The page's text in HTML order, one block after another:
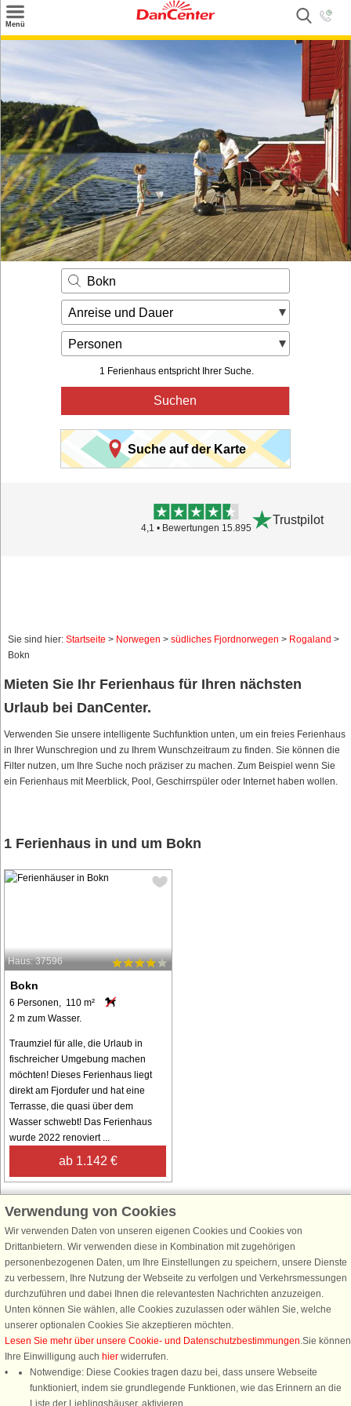
Menü
Weitere Urlaubsziele
Angebote
Inspiration
Kontakt
Gut zu wissen
Login
Bokn
Anreise und Dauer
Personen
1 Ferienhaus entspricht Ihrer Suche.
Suchen
Suche auf der Karte
4,1 • Bewertungen 15.895
Trustpilot
Sie sind hier: Startseite > Norwegen > südliches Fjordnorwegen > Rogaland >
Bokn
Mieten Sie Ihr Ferienhaus für Ihren nächsten
Urlaub bei DanCenter.
Verwenden Sie unsere intelligente Suchfunktion unten, um ein freies Ferienhaus
in Ihrer Wunschregion und zu Ihrem Wunschzeitraum zu finden. Sie können die
Filter nutzen, um Ihre Suche noch präziser zu machen. Zum Beispiel wenn Sie
ein Ferienhaus mit Meerblick, Pool, Geschirrspüler oder Internet haben wollen.
1 Ferienhaus in und um Bokn
Haus: 37596
Bokn
6 Personen, 110 m²
2 m zum Wasser.
Traumziel für alle, die Urlaub in
fischreicher Umgebung machen
möchten! Dieses Ferienhaus liegt
direkt am Fjordufer und hat eine
Terrasse, die quasi über dem
Wasser schwebt! Das Ferienhaus
wurde 2022 renoviert ...
ab 1.142 €
Schließen Sie sich 100.000 Ferienhaus-Fans an
Erhalten Sie einen Willkommensgutschein von 25 €für Ihren nächsten
Ferienhausurlaub - melden Sie sich einfach für den DanCenter Newsletter
an. Verpassen Sie nie wieder exklusive Angebote, Gewinnspiele und
Urlaubstipps!
Newsletter abonnieren
Verwendung von Cookies
Wir verwenden Daten von unseren eigenen Cookies und Cookies von
Drittanbietern. Wir verwenden diese in Kombination mit zugehörigen
personenbezogenen Daten, um Ihre Einstellungen zu speichern, unsere Dienste
zu verbessern, Ihre Nutzung der Webseite zu verfolgen und Verkehrsmessungen
durchzuführen und dabei Ihnen die relevantesten Nachrichten anzuzeigen.
Unten können Sie wählen, alle Cookies zuzulassen oder wählen Sie, welche
unserer optionalen Cookies Sie akzeptieren möchten.
Lesen Sie mehr über unsere Cookie- und Datenschutzbestimmungen.Sie können
Ihre Einwilligung auch hier widerrufen.
Notwendige: Diese Cookies tragen dazu bei, dass unsere Webseite
funktioniert, indem sie grundlegende Funktionen, wie das Erinnern an die
Liste der Lieblingshäuser, aktivieren.